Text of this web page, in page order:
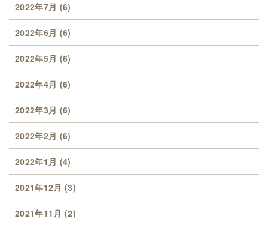
2022年7月 (6)
2022年6月 (6)
2022年5月 (6)
2022年4月 (6)
2022年3月 (6)
2022年2月 (6)
2022年1月 (4)
2021年12月 (3)
2021年11月 (2)